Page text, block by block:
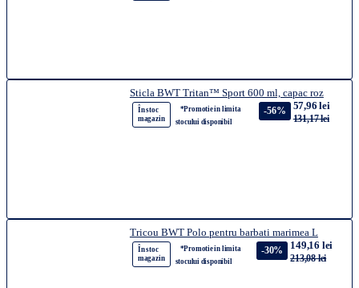
Sticla BWT Tritan™ Sport 600 ml, capac roz
În stoc
magazin
*Promotie in limita
stocului disponibil
-56% 57,96 lei
131,17 lei
Tricou BWT Polo pentru barbati marimea L
În stoc
magazin
*Promotie in limita
stocului disponibil
-30% 149,16 lei
213,08 lei